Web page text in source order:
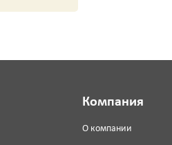
Компания
О компании